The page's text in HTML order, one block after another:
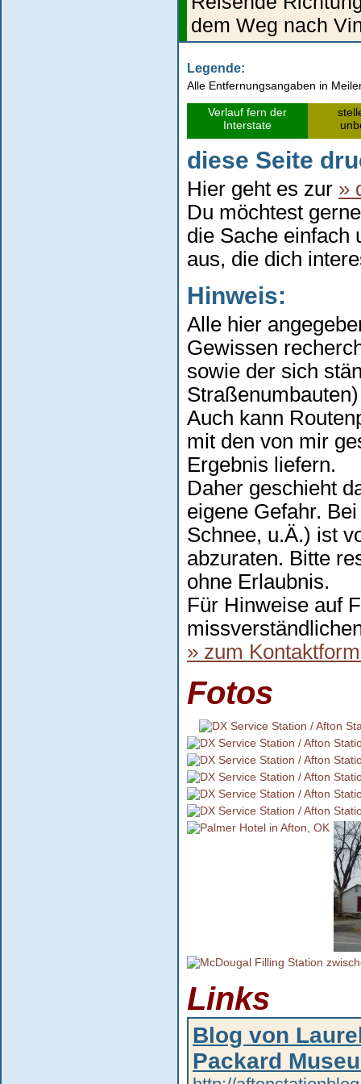
dem Weg nach
Legende:
Alle Entfernungsangaben in
Verlauf fern der
Interstate
diese Seite
Hier geht es zur »
Du möchtest
die Sache einfach
aus, die dich
Hinweis:
Alle hier
Gewissen
sowie der sich
Auch kann
mit den von mir
Ergebnis liefern.
Daher geschieht
eigene Gefahr.
Schnee, u.Ä.) ist
abzuraten. Bitte
ohne Erlaubnis.
Für Hinweise auf
» zum
Fotos
Links
Blog von
Packard